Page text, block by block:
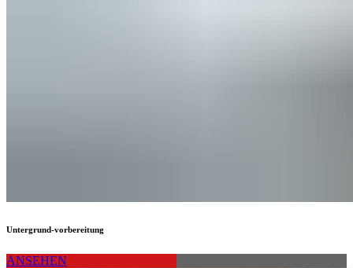
Untergrund-vorbereitung
ANSEHEN